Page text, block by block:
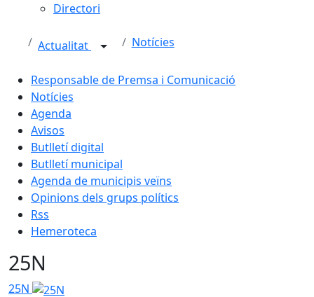
Directori
Actualitat Notícies
Responsable de Premsa i Comunicació
Notícies
Agenda
Avisos
Butlletí digital
Butlletí municipal
Agenda de municipis veïns
Opinions dels grups polítics
Rss
Hemeroteca
25N
25N